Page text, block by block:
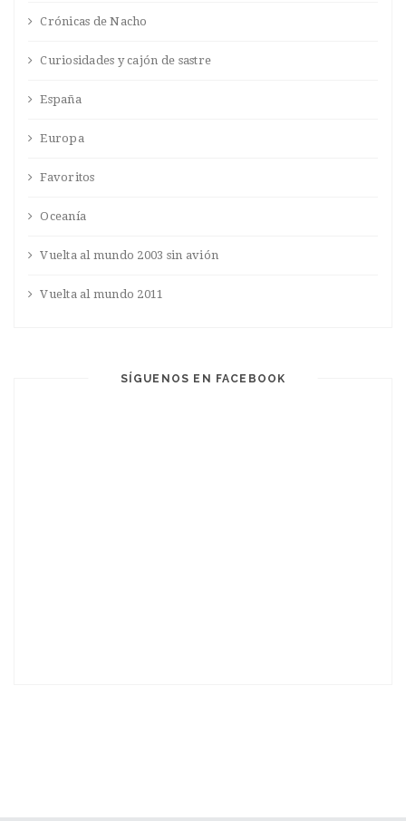
Crónicas de Nacho
Curiosidades y cajón de sastre
España
Europa
Favoritos
Oceanía
Vuelta al mundo 2003 sin avión
Vuelta al mundo 2011
SÍGUENOS EN FACEBOOK